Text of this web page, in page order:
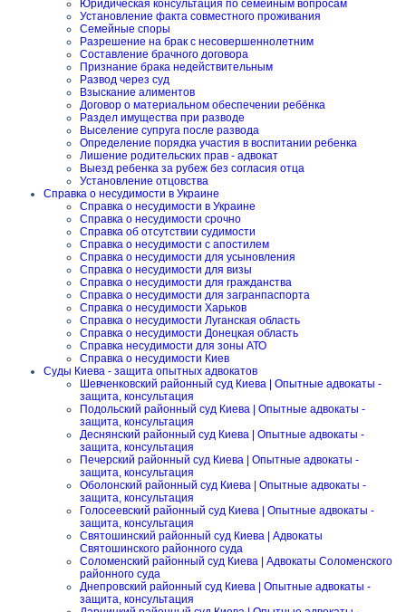
Юридическая консультация по семейным вопросам
Установление факта совместного проживания
Семейные споры
Разрешение на брак с несовершеннолетним
Составление брачного договора
Признание брака недействительным
Развод через суд
Взыскание алиментов
Договор о материальном обеспечении ребёнка
Раздел имущества при разводе
Выселение супруга после развода
Определение порядка участия в воспитании ребенка
Лишение родительских прав - адвокат
Выезд ребенка за рубеж без согласия отца
Установление отцовства
Справка о несудимости в Украине
Справка о несудимости в Украине
Справка о несудимости срочно
Справка об отсутствии судимости
Справка о несудимости с апостилем
Справка о несудимости для усыновления
Справка о несудимости для визы
Справка о несудимости для гражданства
Справка о несудимости для загранпаспорта
Справка о несудимости Харьков
Справка о несудимости Луганская область
Справка о несудимости Донецкая область
Справка несудимости для зоны АТО
Справка о несудимости Киев
Суды Киева - защита опытных адвокатов
Шевченковский районный суд Киева | Опытные адвокаты -
защита, консультация
Подольский районный суд Киева | Опытные адвокаты -
защита, консультация
Деснянский районный суд Киева | Опытные адвокаты -
защита, консультация
Печерский районный суд Киева | Опытные адвокаты -
защита, консультация
Оболонский районный суд Киева | Опытные адвокаты -
защита, консультация
Голосеевский районный суд Киева | Опытные адвокаты -
защита, консультация
Святошинский районный суд Киева | Адвокаты
Святошинского районного суда
Соломенский районный суд Киева | Адвокаты Соломенского
районного суда
Днепровский районный суд Киева | Опытные адвокаты -
защита, консультация